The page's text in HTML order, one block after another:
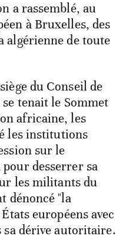
a rassemblé, au
à Bruxelles, des
algérienne de toute
du Conseil de
tenait le Sommet
africaine, les
les institutions
sur le
desserrer sa
les militants du
dénoncé "la
européens avec
sa dérive autoritaire.